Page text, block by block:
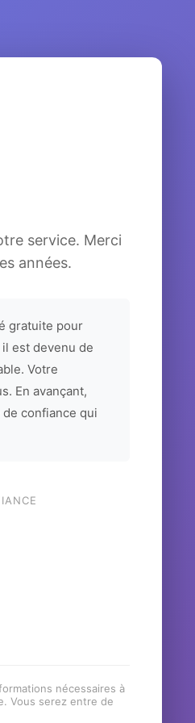
service. Merci
années.
gratuite pour
est devenu de
Votre
En avançant,
confiance qui
nécessaires à
Vous serez entre de